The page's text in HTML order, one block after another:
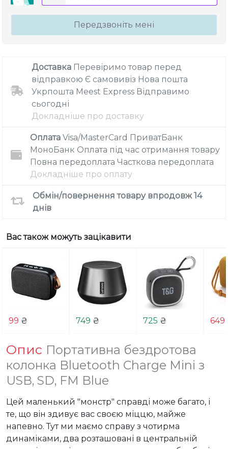
Передзвоніть мені
Доставка Перевіримо товар перед
відправкою Є самовивіз Нова пошта
Укрпошта Meest Express Відправимо
сьогодні
Докладніше про доставку
Оплата Visa/MasterCard ПриватБанк
МоноБанк Оплата під час отримання товару
Повна передоплата Часткова передоплата
Докладніше про оплату
Обмін/повернення товару впродовж 14
днів
Вас також можуть зацікавити
99 ₴ 749 ₴ 725 ₴ 649
Опис Портативна бездротова
колонка Bluetooth Charge Mini з
USB, SD, FM Blue
Цей маленький "монстр" справді може багато, і
те, що він здивує вас своєю міццю, майже
напевно. Тут ми маємо справу з чотирма
динаміками, два розташовані в центральній